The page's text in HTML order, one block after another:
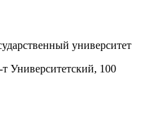
университет
Университетский, 100